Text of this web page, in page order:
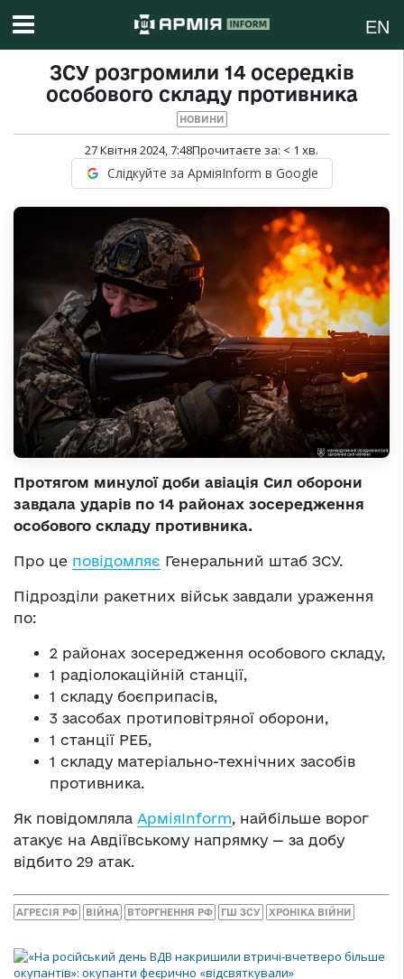
EN
ЗСУ розгромили 14 осередків
особового складу противника
НОВИНИ
27 Квітня 2024, 7:48Прочитаєте за: < 1 хв.
Слідкуйте за АрміяInform в Google
Протягом минулої доби авіація Сил оборони
завдала ударів по 14 районах зосередження
особового складу противника.
Про це повідомляє Генеральний штаб ЗСУ.
Підрозділи ракетних військ завдали ураження
по:
2 районах зосередження особового складу,
1 радіолокаційній станції,
1 складу боєприпасів,
3 засобах протиповітряної оборони,
1 станції РЕБ,
1 складу матеріально-технічних засобів
противника.
Як повідомляла АрміяInform, найбільше ворог
атакує на Авдіївському напрямку — за добу
відбито 29 атак.
АГРЕСІЯ РФ ВІЙНА ВТОРГНЕННЯ РФ ГШ ЗСУ ХРОНІКА ВІЙНИ